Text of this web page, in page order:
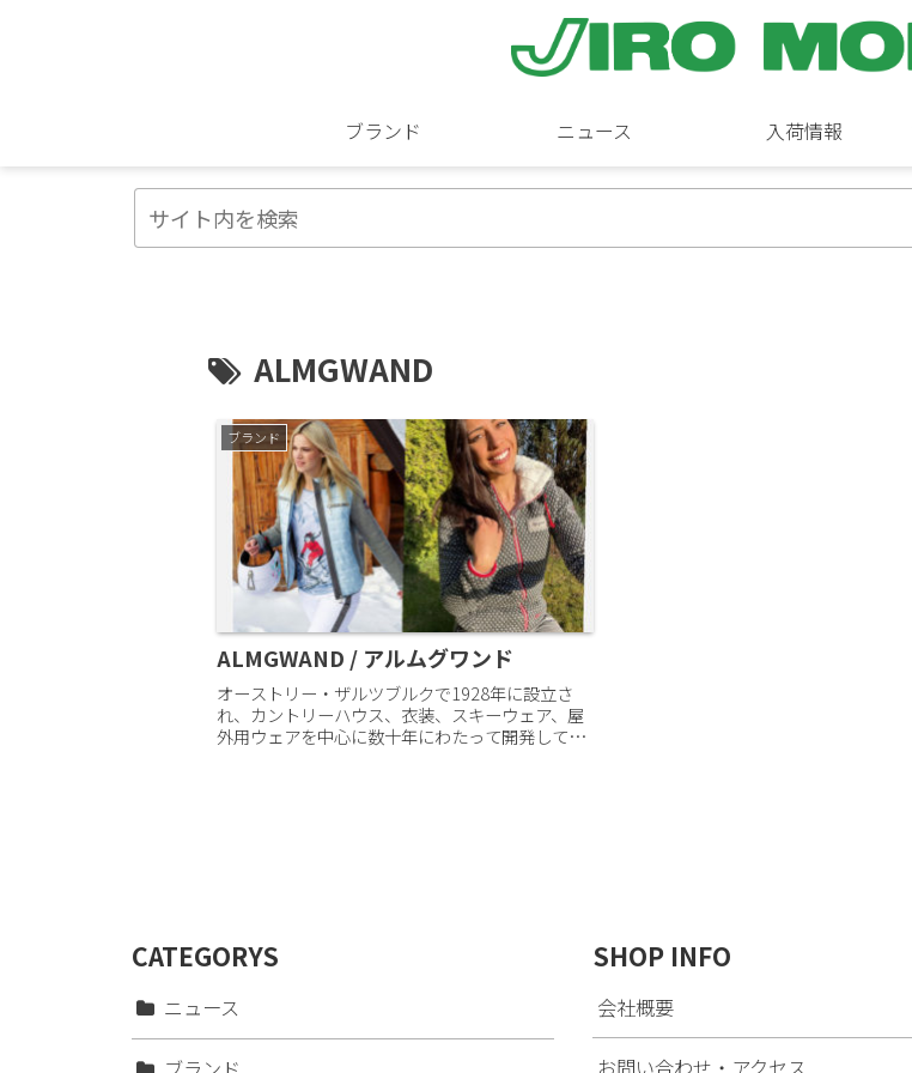
ブランド ニュース 入荷情報
ALMGWAND
ブランド
ALMGWAND / アルムグワンド
オーストリー・ザルツブルクで1928年に設立さ
れ、カントリーハウス、衣装、スキーウェア、屋
外用ウェアを中心に数十年にわたって開発してき
CATEGORYS
ニュース
SHOP INFO
会社概要
お問い合わせ・アクセス